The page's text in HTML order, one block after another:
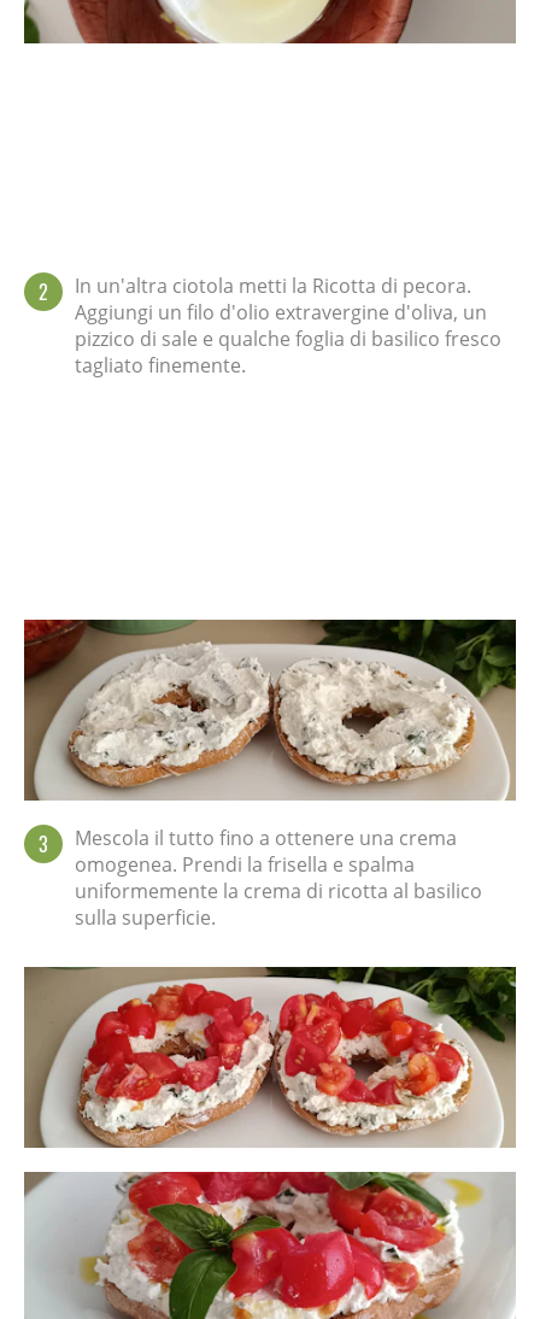
2
In un'altra ciotola metti la Ricotta di pecora.
Aggiungi un filo d'olio extravergine d'oliva, un
pizzico di sale e qualche foglia di basilico fresco
tagliato finemente.
3
Mescola il tutto fino a ottenere una crema
omogenea. Prendi la frisella e spalma
uniformemente la crema di ricotta al basilico
sulla superficie.